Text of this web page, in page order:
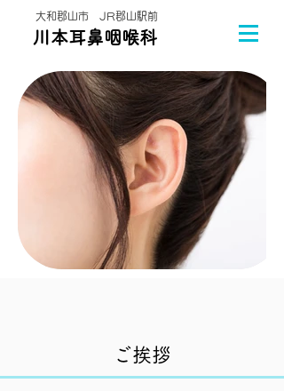
大和郡山市 JR郡山駅前
川本耳鼻咽喉科
​ご挨拶